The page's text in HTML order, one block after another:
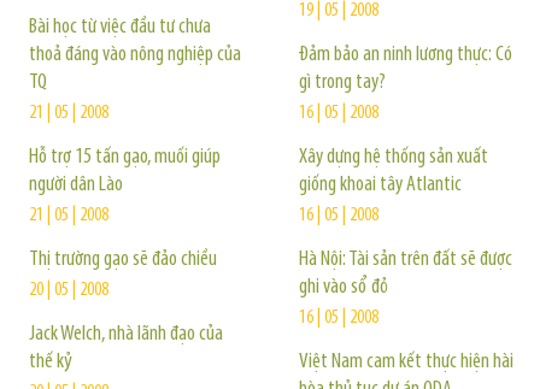
Bài học từ việc đầu tư chưa
thoả đáng vào nông nghiệp của
TQ
21 | 05 | 2008
Hỗ trợ 15 tấn gạo, muối giúp
người dân Lào
21 | 05 | 2008
Thị trường gạo sẽ đảo chiều
20 | 05 | 2008
Jack Welch, nhà lãnh đạo của
thế kỷ
19 | 05 | 2008
Đảm bảo an ninh lương thực: Có
gì trong tay?
16 | 05 | 2008
Xây dựng hệ thống sản xuất
giống khoai tây Atlantic
16 | 05 | 2008
Hà Nội: Tài sản trên đất sẽ được
ghi vào sổ đỏ
16 | 05 | 2008
Việt Nam cam kết thực hiện hài